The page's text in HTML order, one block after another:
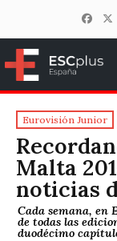
Eurovisión Junior
Malta
noticias
Cada semana, en
de todas las
duodécimo